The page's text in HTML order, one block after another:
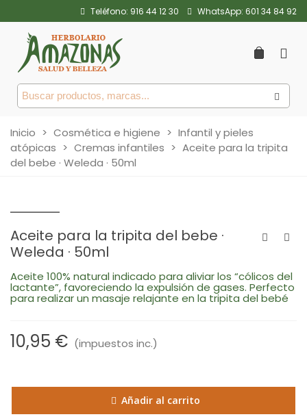
Teléfono: 916 44 12 30 WhatsApp: 601 34 84 92
Inicio > Cosmética e higiene > Infantil y pieles
atópicas > Cremas infantiles > Aceite para la tripita
del bebe · Weleda · 50ml
Aceite para la tripita del bebe ·
Weleda · 50ml
Aceite 100% natural indicado para aliviar los “cólicos del
lactante”, favoreciendo la expulsión de gases. Perfecto
para realizar un masaje relajante en la tripita del bebé
10,95 € (impuestos inc.)
Añadir al carrito